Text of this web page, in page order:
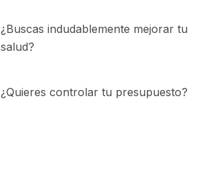
¿Buscas indudablemente mejorar tu
salud?
¿Quieres controlar tu presupuesto?